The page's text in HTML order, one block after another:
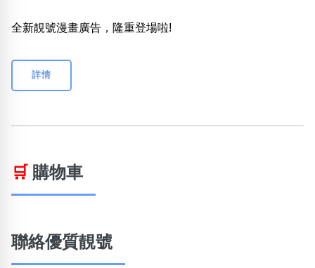
全新靚號漫畫廣告，隆重登場啦!
詳情
🛒 購物車
聯絡優質靚號